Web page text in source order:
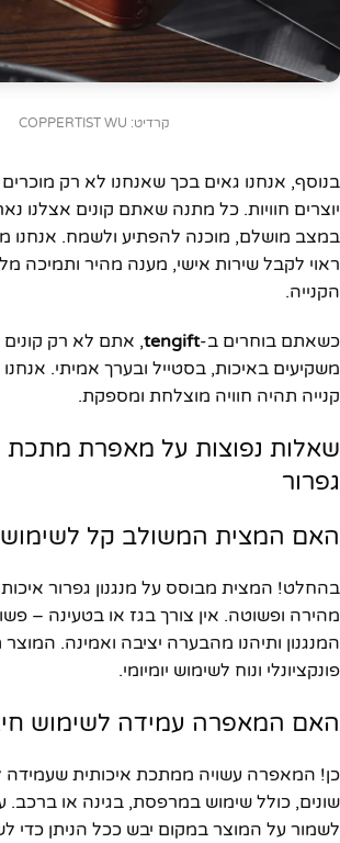
קרדיט: COPPERTIST WU
בנוסף, אנחנו גאים בכך שאנחנו לא רק
יוצרים חוויות. כל מתנה שאתם קונים אצלנו
במצב מושלם, מוכנה להפתיע ולשמח. אנחנו
ראוי לקבל שירות אישי, מענה מהיר ותמיכה
הקנייה.
כשאתם בוחרים ב-tengift, אתם לא רק
משקיעים באיכות, בסטייל ובערך אמיתי.
קנייה תהיה חוויה מוצלחת ומספקת.
שאלות נפוצות על מאפרת
גפרור
האם המצית המשולב קל
בהחלט! המצית מבוסס על מנגנון גפרור
מהירה ופשוטה. אין צורך בגז או בטעינה –
המנגנון ותיהנו מהבערה יציבה ואמינה. המוצר
פונקציונלי ונוח לשימוש יומיומי.
האם המאפרה עמידה לשימוש
כן! המאפרה עשויה ממתכת איכותית שעמידה
שונים, כולל שימוש במרפסת, בגינה או
לשמור על המוצר במקום יבש ככל הניתן כדי